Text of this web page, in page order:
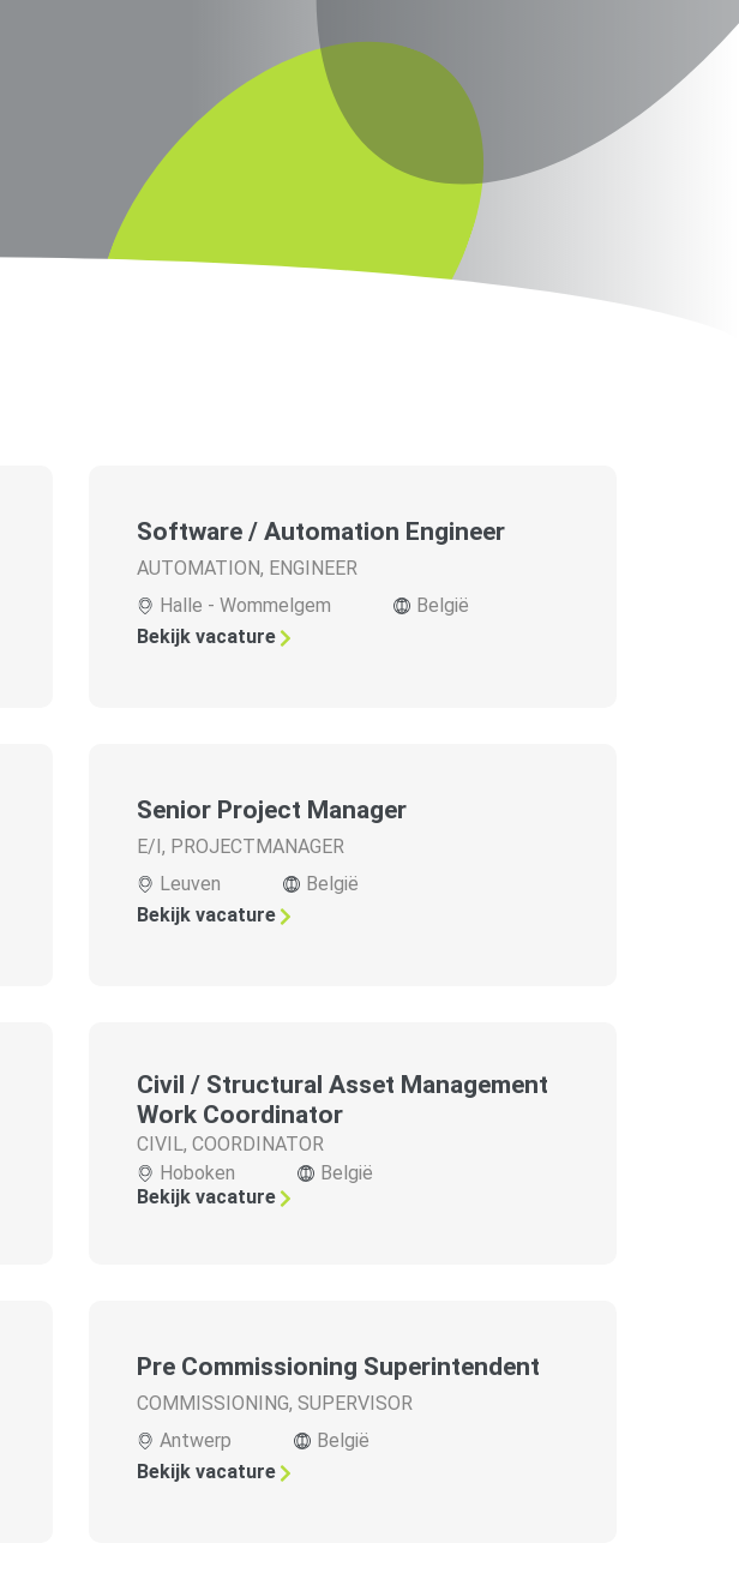
Software / Automation Engineer
AUTOMATION, ENGINEER
Halle - Wommelgem
België
Bekijk vacature
Senior Project Manager
E/I, PROJECTMANAGER
Leuven
België
Bekijk vacature
Civil / Structural Asset Management
Work Coordinator
CIVIL,COORDINATOR
Hoboken
België
Bekijk vacature
Pre Commissioning Superintendent
COMMISSIONING,SUPERVISOR
Antwerp
België
Bekijk vacature